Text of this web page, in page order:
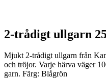
2-trådigt ullgarn
Mjukt 2-trådigt ullgarn från
och tröjor. Varje härva väger
garn. Färg: Blågrön